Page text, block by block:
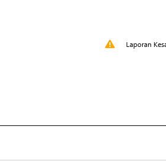
Laporan